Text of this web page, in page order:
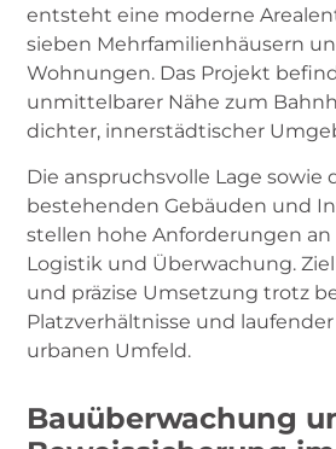
entsteht eine moderne
sieben Mehrfamilienhäusern
Wohnungen. Das Projekt
unmittelbarer Nähe zum
dichter, innerstädtischer
Die anspruchsvolle Lage sowie
bestehenden Gebäuden und
stellen hohe Anforderungen an
Logistik und Überwachung.
und präzise Umsetzung trotz
Platzverhältnisse und
urbanen Umfeld.
Bauüberwachung